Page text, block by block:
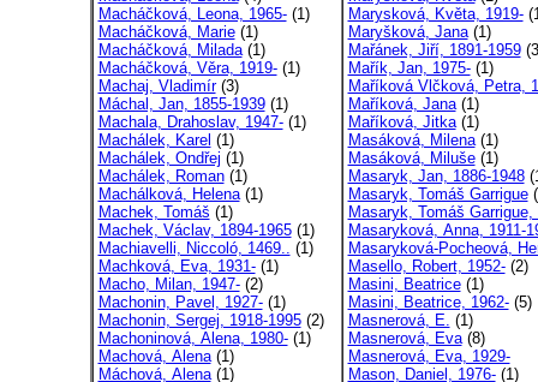
Macháčková, Leona, 1965-(1)
Macháčková, Marie(1)
Macháčková, Milada(1)
Macháčková, Věra, 1919-(1)
Machaj, Vladimír(3)
Máchal, Jan, 1855-1939(1)
Machala, Drahoslav, 1947-(1)
Machálek, Karel (1)
Machálek, Ondřej (1)
Machálek, Roman(1)
Machálková, Helena(1)
Machek, Tomáš (1)
Machek, Václav, 1894-1965(1)
Machiavelli, Niccoló, 1469.. (1)
Machková, Eva, 1931-(1)
Macho, Milan, 1947-(2)
Machonin, Pavel, 1927-(1)
Machonin, Sergej, 1918-1995(2)
Machoninová, Alena, 1980-(1)
Machová, Alena(1)
Máchová, Alena(1)
Marysková, Květa, 1919-
Maryšková, Jana(1)
Mařánek, Jiří, 1891-1959
Mařík, Jan, 1975-(1)
Maříková Vlčková, Petra,
Maříková, Jana(1)
Maříková, Jitka(1)
Masáková, Milena(1)
Masáková, Miluše(1)
Masaryk, Jan, 1886-1948
Masaryk, Tomáš Garrigue
Masaryk, Tomáš Garrigue,
Masaryková, Anna, 1911-
Masaryková-Pocheová,
Masello, Robert, 1952-(2)
Masini, Beatrice(1)
Masini, Beatrice, 1962-(5)
Masnerová, E. (1)
Masnerová, Eva(8)
Masnerová, Eva, 1929-
Mason, Daniel, 1976-(1)